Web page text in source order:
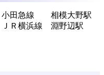
小田急線 相模大野駅
Ｒ横浜線 淵野辺駅